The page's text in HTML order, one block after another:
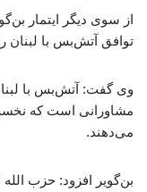
از سوی دیگر ایتمار
توافق آتش‌بس با
وی گفت: آتش‌بس با
مشاورانی است که
می‌دهند.
بن‌گویر افزود: حزب